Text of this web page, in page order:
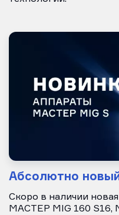
Абсолютно
Скоро в наличии
МАСТЕР MIG 160 S16,